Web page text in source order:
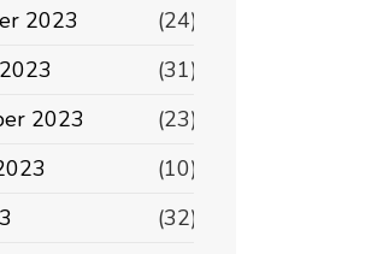
2023
(24)
(31)
2023
(23)
(10)
(32)